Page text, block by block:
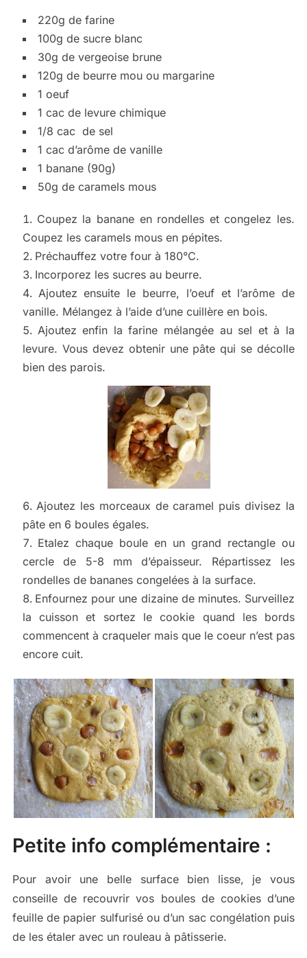
220g de farine
100g de sucre blanc
30g de vergeoise brune
120g de beurre mou ou margarine
1 oeuf
1 cac de levure chimique
1/8 cac de sel
1 cac d’arôme de vanille
1 banane (90g)
50g de caramels mous
Coupez la banane en rondelles et congelez les.
Coupez les caramels mous en pépites.
Préchauffez votre four à 180°C.
Incorporez les sucres au beurre.
Ajoutez ensuite le beurre, l’oeuf et l’arôme de
vanille. Mélangez à l’aide d’une cuillère en bois.
Ajoutez enfin la farine mélangée au sel et à la
levure. Vous devez obtenir une pâte qui se décolle
bien des parois.
Ajoutez les morceaux de caramel puis divisez la
pâte en 6 boules égales.
Etalez chaque boule en un grand rectangle ou
cercle de 5-8 mm d’épaisseur. Répartissez les
rondelles de bananes congelées à la surface.
Enfournez pour une dizaine de minutes. Surveillez
la cuisson et sortez le cookie quand les bords
commencent à craqueler mais que le coeur n’est pas
encore cuit.
Petite info complémentaire :
Pour avoir une belle surface bien lisse, je vous
conseille de recouvrir vos boules de cookies d’une
feuille de papier sulfurisé ou d’un sac congélation puis
de les étaler avec un rouleau à pâtisserie.